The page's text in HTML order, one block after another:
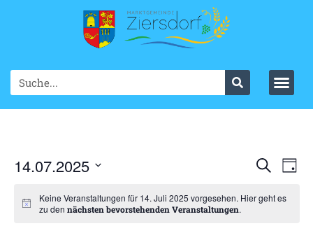
SucheTag
14.07.2025
wählen.Keine Veranstaltungen für 14. Juli 2025 vorgesehen. Hier geht es
zu den nächsten bevorstehenden Veranstaltungen.